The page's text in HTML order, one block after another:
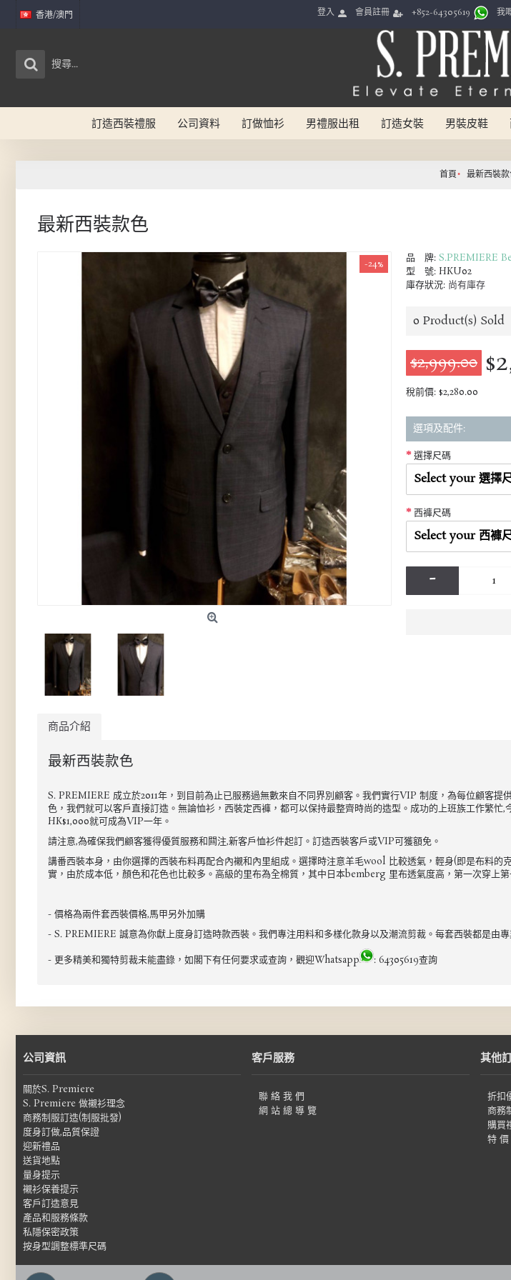
登入 會員註冊 +852-64305619 我
香港/澳門
訂造西裝禮服 公司資料 訂做恤衫 男禮服出租 訂造女裝 男裝皮鞋
首頁 最新西裝
最新西裝款色
-24% 品 牌: S.PREMIERE
型 號: HKU02
庫存狀況: 尚有庫存
0 Product(s) Sold
$2,999.00
稅前價: $2,280.00
選項及配件:
選擇尺碼
Select your 選擇
西褲尺碼
Select your 西褲
-
商品介紹
最新西裝款色
S. PREMIERE 成立於2011年，到目前為止已服務過無數來自不同界別顧客。我們實行VIP 制度，為每位顧客
色，我們就可以客戶直接訂造。無論恤衫，西裝定西褲，都可以保持最整齊時尚的造型。成功的上班族工作繁
HK$1,000就可成為VIP一年。
請注意,為確保我們顧客獲得優質服務和闗注,新客戶恤衫件起訂。訂造西裝客戶或VIP可獲額免。
講番西裝本身，由你選擇的西裝布料再配合內襯和內里組成。選擇時注意羊毛wool 比較透氣，輕身(即是布料
實，由於成本低，顏色和花色也比較多。高級的里布為全棉質，其中日本bemberg 里布透氣度高，第一次穿上
- 價格為兩件套西裝價格,馬甲另外加購
- S. PREMIERE 誠意為你獻上度身訂造時款西裝。我們專注用料和多樣化款身以及潮流剪裁。每套西裝都是由
- 更多精美和獨特剪裁未能盡錄，如閣下有任何要求或查詢，觀迎Whatsapp
: 64305619查詢
公司資訊
關於S. Premiere
S. Premiere 做襯衫理念
商務制服訂造(制服批發)
度身訂做,品質保證
迎新禮品
送貨地點
量身提示
襯衫保養提示
客戶訂造意見
產品和服務條款
私隱保密政策
按身型調整標準尺碼
客戶服務
聯 絡 我 們
網 站 總 導 覽
其他
折扣
商務
購買
特